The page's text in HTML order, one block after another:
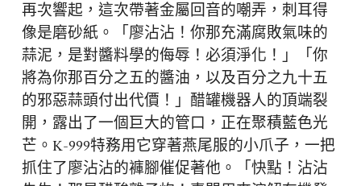
再次響起，這次帶著金屬回音的嘲弄，刺耳得
像是磨砂紙。「廖沾沾！你那充滿腐敗氣味的
蒜泥，是對醬料學的侮辱！必須淨化！」「你
將為你那百分之五的醬油，以及百分之九十五
的邪惡蒜頭付出代價！」醋罐機器人的頂端裂
開，露出了一個巨大的管口，正在聚積藍色光
芒。K-999特務用它穿著燕尾服的小爪子，一把
抓住了廖沾沾的褲腳催促著他。「快點！沾沾